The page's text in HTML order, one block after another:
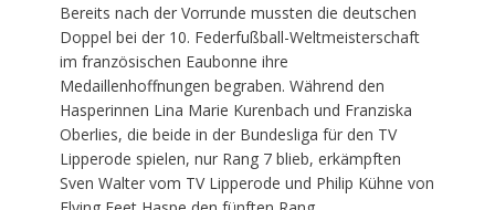
Bereits nach der Vorrunde mussten die deutschen
Doppel bei der 10. Federfußball-Weltmeisterschaft
im französischen Eaubonne ihre
Medaillenhoffnungen begraben. Während den
Hasperinnen Lina Marie Kurenbach und Franziska
Oberlies, die beide in der Bundesliga für den TV
Lipperode spielen, nur Rang 7 blieb, erkämpften
Sven Walter vom TV Lipperode und Philip Kühne von